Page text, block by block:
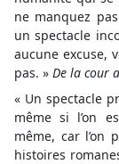
ne manquez
un spectacle
aucune excuse,
pas. » De la cour
« Un spectacle
même si l’on
même, car l’on
histoires